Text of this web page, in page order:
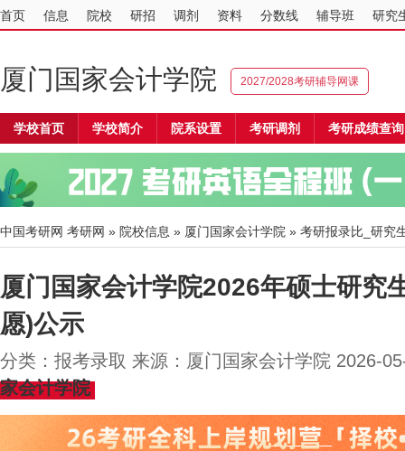
首页 信息 院校 研招 调剂 资料 分数线 辅导班 研究
厦门国家会计学院 2027/2028考研辅导网课
学校首页 学校简介 院系设置 考研调剂 考研成绩查询
中国考研网 考研网 » 院校信息 » 厦门国家会计学院 » 考研报录比_研究
厦门国家会计学院2026年硕士研究
愿)公示
分类：报考录取 来源：厦门国家会计学院 2026-
家会计学院